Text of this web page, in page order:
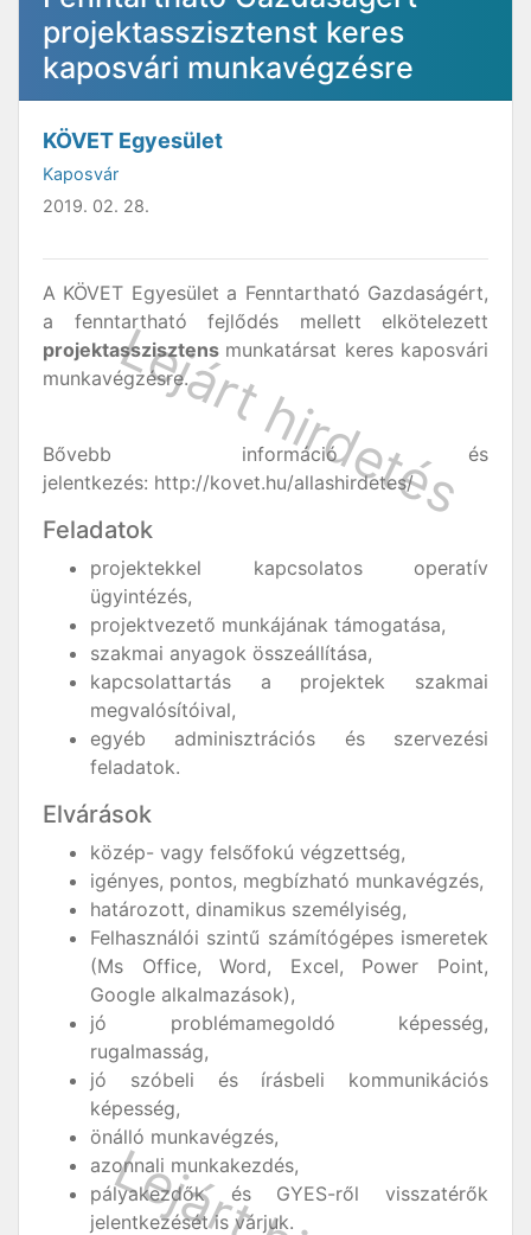
projektasszisztenst keres
kaposvári munkavégzésre
KÖVET Egyesület
Kaposvár
2019. 02. 28.
A KÖVET Egyesület a Fenntartható Gazdaságért,
a fenntartható fejlődés mellett elkötelezett
projektasszisztens munkatársat keres kaposvári
munkavégzésre.
Bővebb információ és
jelentkezés: http://kovet.hu/allashirdetes/
Feladatok
projektekkel kapcsolatos operatív
ügyintézés,
projektvezető munkájának támogatása,
szakmai anyagok összeállítása,
kapcsolattartás a projektek szakmai
megvalósítóival,
egyéb adminisztrációs és szervezési
feladatok.
Elvárások
közép- vagy felsőfokú végzettség,
igényes, pontos, megbízható munkavégzés,
határozott, dinamikus személyiség,
Felhasználói szintű számítógépes ismeretek
(Ms Office, Word, Excel, Power Point,
Google alkalmazások),
jó problémamegoldó képesség,
rugalmasság,
jó szóbeli és írásbeli kommunikációs
képesség,
önálló munkavégzés,
azonnali munkakezdés,
pályakezdők és GYES-ről visszatérők
jelentkezését is várjuk.